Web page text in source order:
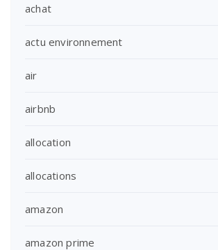
achat
actu environnement
air
airbnb
allocation
allocations
amazon
amazon prime